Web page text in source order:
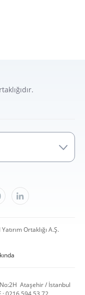
Ortaklığı A.Ş.
Ataşehir / İstanbul